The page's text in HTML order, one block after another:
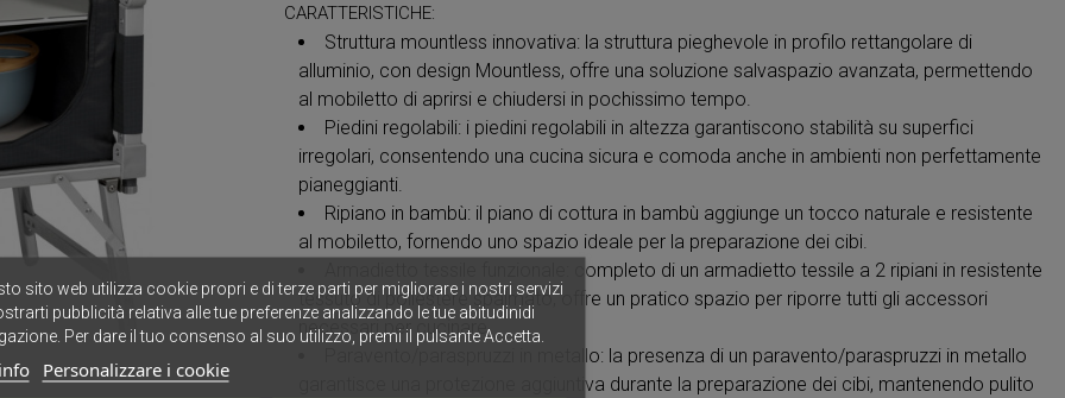
CARATTERISTICHE:
Struttura mountless innovativa: la struttura pieghevole in profilo rettangolare di
alluminio, con design Mountless, offre una soluzione salvaspazio avanzata, permettendo
al mobiletto di aprirsi e chiudersi in pochissimo tempo.
Piedini regolabili: i piedini regolabili in altezza garantiscono stabilità su superfici
irregolari, consentendo una cucina sicura e comoda anche in ambienti non perfettamente
pianeggianti.
Ripiano in bambù: il piano di cottura in bambù aggiunge un tocco naturale e resistente
al mobiletto, fornendo uno spazio ideale per la preparazione dei cibi.
Armadietto tessile funzionale: completo di un armadietto tessile a 2 ripiani in resistente
tessuto di poliestere spalmato, offre un pratico spazio per riporre tutti gli accessori
necessari per cucinare.
Paravento/paraspruzzi in metallo: la presenza di un paravento/paraspruzzi in metallo
garantisce una protezione aggiuntiva durante la preparazione dei cibi, mantenendo pulito
sito web utilizza cookie propri e di terze parti per migliorare i nostri servizi
pubblicità relativa alle tue preferenze analizzando le tue abitudinidi
Per dare il tuo consenso al suo utilizzo, premi il pulsante Accetta.
Personalizzare i cookie